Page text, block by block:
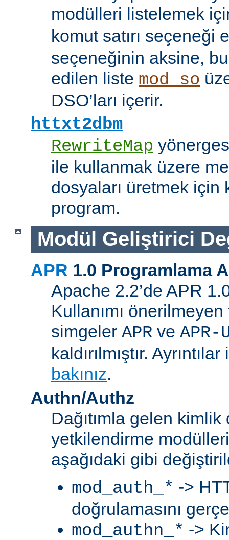
modülleri listelemek
komut satırı seçeneği
seçeneğinin aksine,
edilen liste mod_so
DSO’ları içerir.
httxt2dbm
RewriteMap
ile kullanmak üzere
dosyaları üretmek için
program.
Modül Geliştirici
APR 1.0 Programlama
Apache 2.2’de APR
Kullanımı
simgeler APR ve
kaldırılmıştır.
bakınız.
Authn/Authz
Dağıtımla gelen
yetkilendirme
aşağıdaki gibi
mod_auth_* ->
doğrulamasını
mod_authn_* ->